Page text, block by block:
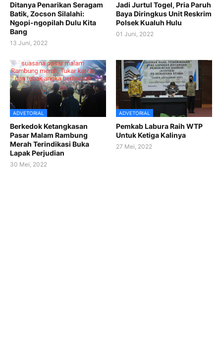
Ditanya Penarikan Seragam
Batik, Zocson Silalahi:
Ngopi-ngopilah Dulu Kita
Bang
13 Juni, 2022
Jadi Jurtul Togel, Pria Paruh
Baya Diringkus Unit Reskrim
Polsek Kualuh Hulu
01 Juni, 2022
ADVETORIAL
Berkedok Ketangkasan
Pasar Malam Rambung
Merah Terindikasi Buka
Lapak Perjudian
30 Mei, 2022
ADVETORIAL
Pemkab Labura Raih WTP
Untuk Ketiga Kalinya
27 Mei, 2022